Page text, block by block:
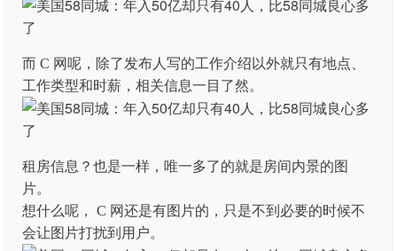
而 C 网呢，除了发布人写的工作介绍以外就只有地点、
工作类型和时薪，相关信息一目了然。
租房信息？也是一样，唯一多了的就是房间内景的图
片。
想什么呢， C 网还是有图片的，只是不到必要的时候不
会让图片打扰到用户。